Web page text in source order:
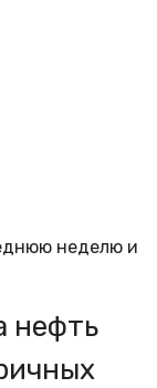
неделю и
нефть